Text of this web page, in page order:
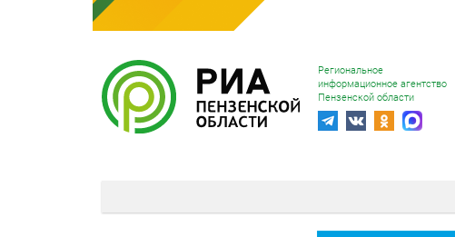
Региональное
информационное агентство
Пензенской области